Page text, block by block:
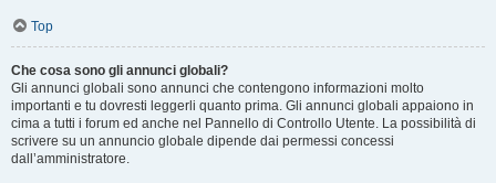
Top
Che cosa sono gli annunci globali?
Gli annunci globali sono annunci che contengono informazioni molto
importanti e tu dovresti leggerli quanto prima. Gli annunci globali appaiono in
cima a tutti i forum ed anche nel Pannello di Controllo Utente. La possibilità di
scrivere su un annuncio globale dipende dai permessi concessi
dall’amministratore.